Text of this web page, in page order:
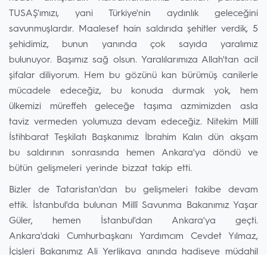
TUSAŞ'ımızı, yani Türkiye'nin aydınlık geleceğini
savunmuşlardır. Maalesef hain saldırıda şehitler verdik, 5
şehidimiz, bunun yanında çok sayıda yaralımız
bulunuyor. Başımız sağ olsun. Yaralılarımıza Allah'tan acil
şifalar diliyorum. Hem bu gözünü kan bürümüş canilerle
mücadele edeceğiz, bu konuda durmak yok, hem
ülkemizi müreffeh geleceğe taşıma azmimizden asla
taviz vermeden yolumuza devam edeceğiz. Nitekim Millî
İstihbarat Teşkilatı Başkanımız İbrahim Kalın dün akşam
bu saldırının sonrasında hemen Ankara'ya döndü ve
bütün gelişmeleri yerinde bizzat takip etti.
Bizler de Tataristan'dan bu gelişmeleri takibe devam
ettik. İstanbul'da bulunan Millî Savunma Bakanımız Yaşar
Güler, hemen İstanbul'dan Ankara'ya geçti.
Ankara'daki Cumhurbaşkanı Yardımcım Cevdet Yılmaz,
İçişleri Bakanımız Ali Yerlikaya anında hadiseye müdahil